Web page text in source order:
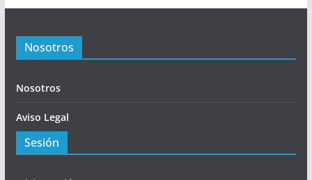
Nosotros
Nosotros
Aviso Legal
Sesión